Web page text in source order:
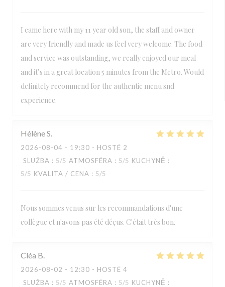
I came here with my 11 year old son, the staff and owner
are very friendly and made us feel very welcome. The food
and service was outstanding, we really enjoyed our meal
and it’s in a great location 5 minutes from the Metro. Would
definitely recommend for the authentic menu snd
experience.
HélèneS
2026-08-04 - 19:30 - HOSTÉ 2
SLUŽBA : 5/5 ATMOSFÉRA : 5/5 KUCHYNĚ :
5/5 KVALITA / CENA : 5/5
Nous sommes venus sur les recommandations d'une
collègue et n'avons pas été déçus. C'était très bon.
Cléa B
2026-08-02 - 12:30 - HOSTÉ 4
SLUŽBA : 5/5 ATMOSFÉRA : 5/5 KUCHYNĚ :